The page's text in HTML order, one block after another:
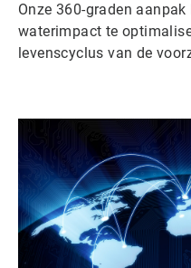
Onze 360-graden
waterimpact te
levenscyclus van de